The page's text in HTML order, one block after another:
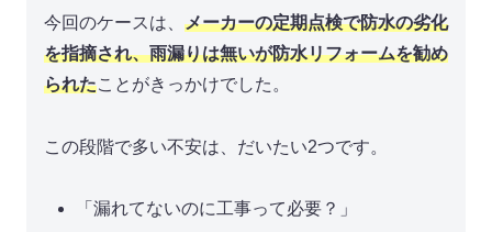
今回のケースは、 メーカーの定期点検で防水の劣化
を指摘され、雨漏りは無いが防水リフォームを勧め
られたことがきっかけでした。
この段階で多い不安は、だいたい2つです。
「漏れてないのに工事って必要？」